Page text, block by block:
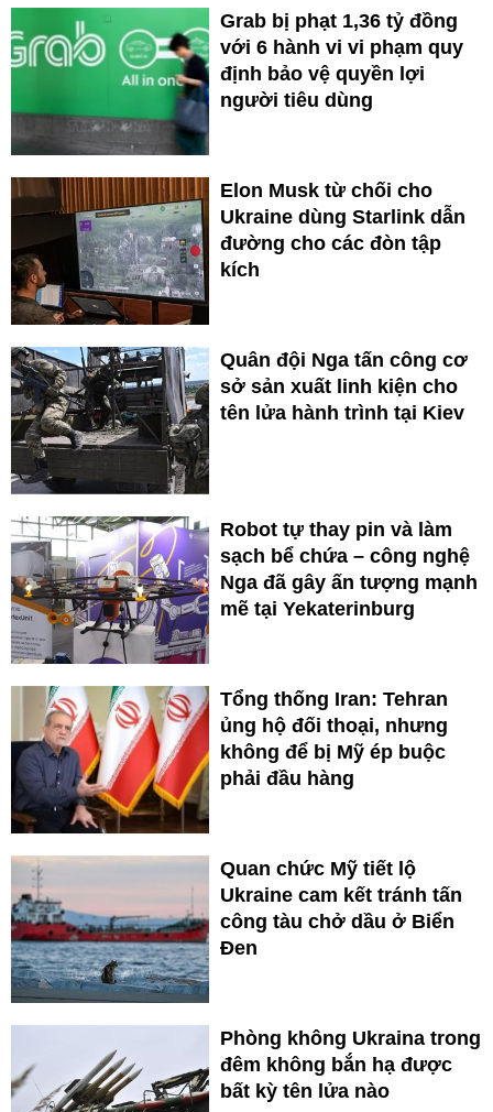
Grab bị phạt 1,36 tỷ đồng
với 6 hành vi vi phạm quy
định bảo vệ quyền lợi
người tiêu dùng
Elon Musk từ chối cho
Ukraine dùng Starlink dẫn
đường cho các đòn tập
kích
Quân đội Nga tấn công cơ
sở sản xuất linh kiện cho
tên lửa hành trình tại Kiev
Robot tự thay pin và làm
sạch bể chứa – công nghệ
Nga đã gây ấn tượng mạnh
mẽ tại Yekaterinburg
Tổng thống Iran: Tehran
ủng hộ đối thoại, nhưng
không để bị Mỹ ép buộc
phải đầu hàng
Quan chức Mỹ tiết lộ
Ukraine cam kết tránh tấn
công tàu chở dầu ở Biển
Đen
Phòng không Ukraina trong
đêm không bắn hạ được
bất kỳ tên lửa nào